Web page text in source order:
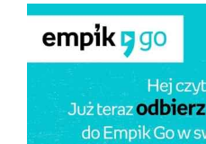
Pokaż
większy
obrazek